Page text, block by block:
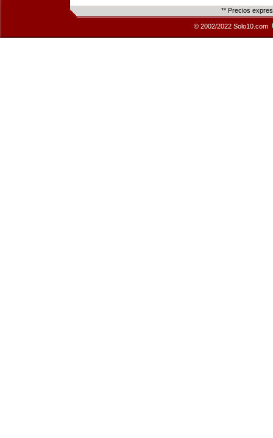
** Precios
© 2002/2022 Solo10.com